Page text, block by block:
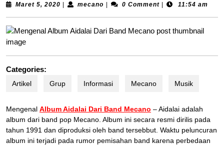
Maret 5, 2020 Maretmecano mecano0 Comment 11:54 am
Categories:
Artikel Grup Informasi Mecano Musik
Mengenal Album Aidalai Dari Band Mecano – Aidalai adalah
album dari band pop Mecano. Album ini secara resmi dirilis pada
tahun 1991 dan diproduksi oleh band tersebbut. Waktu peluncuran
album ini terjadi pada rumor pemisahan band karena perbedaan